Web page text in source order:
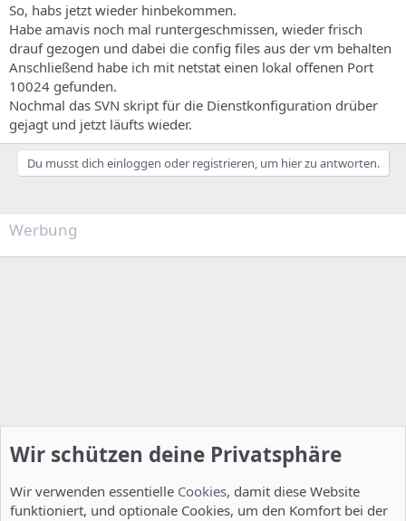
So, habs jetzt wieder hinbekommen.
Habe amavis noch mal runtergeschmissen, wieder frisch
drauf gezogen und dabei die config files aus der vm behalten
Anschließend habe ich mit netstat einen lokal offenen Port
10024 gefunden.
Nochmal das SVN skript für die Dienstkonfiguration drüber
gejagt und jetzt läufts wieder.
Du musst dich einloggen oder registrieren, um hier zu antworten.
Werbung
Wir schützen deine Privatsphäre
Wir verwenden essentielle Cookies, damit diese Website
funktioniert, und optionale Cookies, um den Komfort bei der